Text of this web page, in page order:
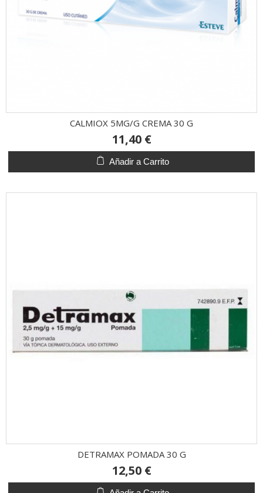
CALMIOX 5MG/G CREMA 30 G
11,40 €
Añadir a Carrito
DETRAMAX POMADA 30 G
12,50 €